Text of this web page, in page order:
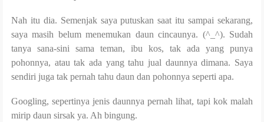
Nah itu dia. Semenjak saya putuskan saat itu sampai sekarang,
saya masih belum menemukan daun cincaunya. (^_^). Sudah
tanya sana-sini sama teman, ibu kos, tak ada yang punya
pohonnya, atau tak ada yang tahu jual daunnya dimana. Saya
sendiri juga tak pernah tahu daun dan pohonnya seperti apa.
Googling, sepertinya jenis daunnya pernah lihat, tapi kok malah
mirip daun sirsak ya. Ah bingung.